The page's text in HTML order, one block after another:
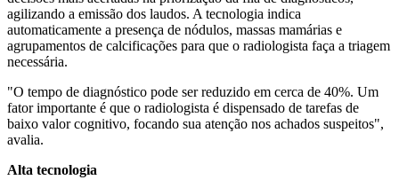
agilizando a emissão dos laudos. A tecnologia indica
automaticamente a presença de nódulos, massas mamárias e
agrupamentos de calcificações para que o radiologista faça a triagem
necessária.
"O tempo de diagnóstico pode ser reduzido em cerca de 40%. Um
fator importante é que o radiologista é dispensado de tarefas de
baixo valor cognitivo, focando sua atenção nos achados suspeitos",
avalia.
Alta tecnologia